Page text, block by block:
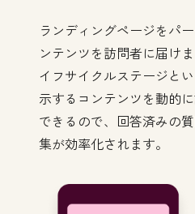
ランディングページをパ
ンテンツを訪問者に届け
イフサイクルステージと
示するコンテンツを動的
できるので、回答済みの
集が効率化されます。